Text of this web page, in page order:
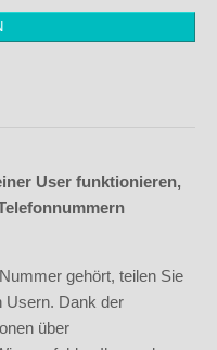
User funktionieren,
gehört, teilen Sie
Usern. Dank der
über